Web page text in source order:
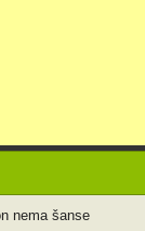
nema šanse